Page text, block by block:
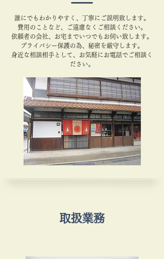
誰にでもわかりやすく、丁寧にご説明致します。
費用のことなど、ご遠慮なくご相談ください。
依頼者の会社、お宅までいつでもお伺い致します。
プライバシー保護の為、秘密を厳守します。
身近な相談相手として、お気軽にお電話でご相談く
ださい。
取扱業務